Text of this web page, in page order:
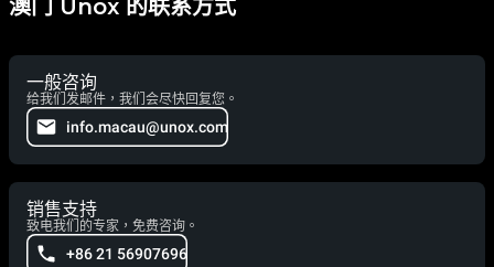
澳门 Unox 的联系方式
一般咨询
给我们发邮件，我们会尽快回复您。
info.macau@unox.com
销售支持
致电我们的专家，免费咨询。
+86 21 56907696